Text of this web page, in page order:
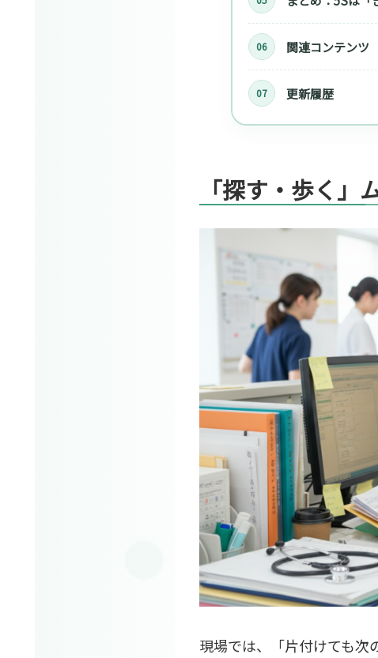
関連コンテンツ
更新履歴
「探す・歩く
現場では、「片付けても次